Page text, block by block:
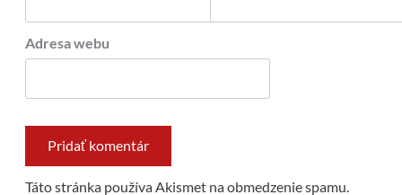
Adresa webu
Táto stránka používa Akismet na obmedzenie spamu.